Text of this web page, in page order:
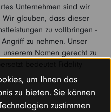
Unternehmen sind wir
Wir glauben, dass dieser
zu vollbringen -
zu nehmen. Unser
Namen gerecht zu
um Ihnen das
zu bieten. Sie können
zustimmen